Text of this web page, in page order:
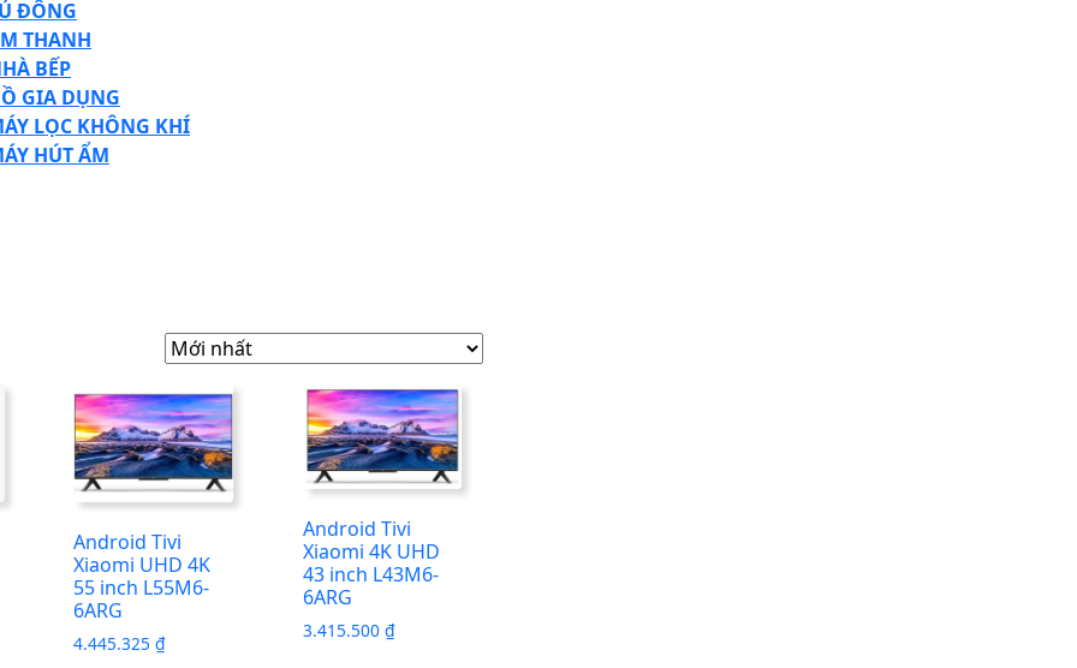
ĐÔNG
THANH
BẾP
GIA DỤNG
LỌC KHÔNG KHÍ
HÚT ẨM
Android Tivi
Xiaomi UHD 4K
55 inch L55M6-
6ARG
4.445.325₫
Android Tivi
Xiaomi 4K UHD
43 inch L43M6-
6ARG
3.415.500 ₫